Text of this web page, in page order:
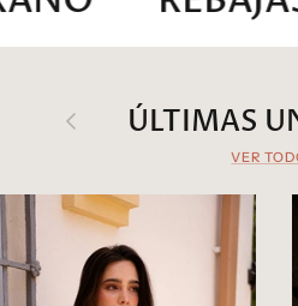
AnteriorÚLTIMAS
VER